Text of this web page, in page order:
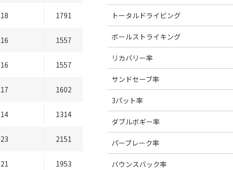
18 1791
16 1557
16 1557
17 1602
14 1314
23 2151
21 1953
トータルドライビング
ボールストライキング
リカバリー率
サンドセーブ率
3パット率
ダブルボギー率
パーブレーク率
バウンスバック率